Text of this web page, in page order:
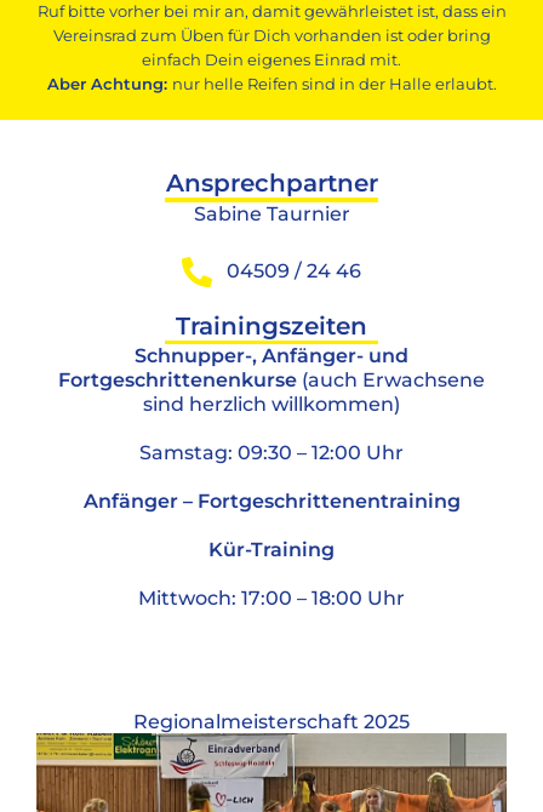
Ruf bitte vorher bei mir an, damit gewährleistet ist, dass ein
Vereinsrad zum Üben für Dich vorhanden ist oder bring
einfach Dein eigenes Einrad mit.
Aber Achtung: nur helle Reifen sind in der Halle erlaubt.
Ansprechpartner
Sabine Taurnier
04509 / 24 46
Trainingszeiten
Schnupper-, Anfänger- und
Fortgeschrittenenkurse (auch Erwachsene
sind herzlich willkommen)
Samstag: 09:30 – 12:00 Uhr
Anfänger – Fortgeschrittenentraining
Kür-Training
Mittwoch: 17:00 – 18:00 Uhr
Regionalmeisterschaft 2025